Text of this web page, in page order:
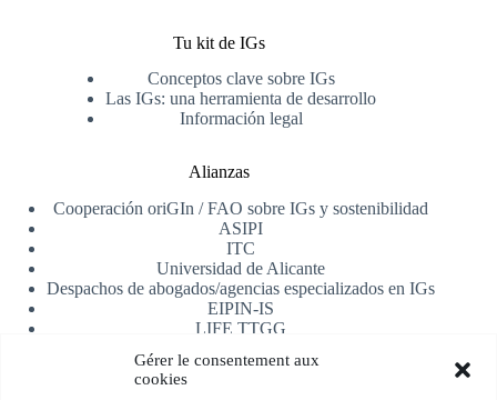
Gérer le consentement aux
cookies
Tu kit de IGs
Conceptos clave sobre IGs
Las IGs: una herramienta de desarrollo
Información legal
Alianzas
Cooperación oriGIn / FAO sobre IGs y sostenibilidad
ASIPI
ITC
Universidad de Alicante
Despachos de abogados/agencias especializados en IGs
EIPIN-IS
LIFE TTGG